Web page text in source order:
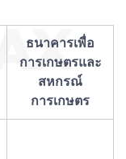
ธนาคารเพื่อ
การเกษตรและ
สหกรณ์
การเกษตร